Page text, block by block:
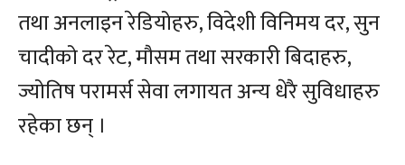
तथा अनलाइन रेडियोहरु, विदेशी विनिमय दर, सुन
चादीको दर रेट, मौसम तथा सरकारी बिदाहरु,
ज्योतिष परामर्स सेवा लगायत अन्य धेरै सुविधाहरु
रहेका छन् ।